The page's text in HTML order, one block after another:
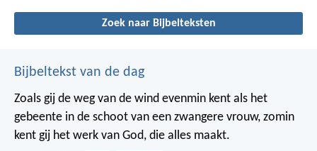
Zoek naar Bijbelteksten
Bijbeltekst van de dag
Zoals gij de weg van de wind evenmin kent als het
gebeente in de schoot van een zwangere vrouw, zomin
kent gij het werk van God, die alles maakt.